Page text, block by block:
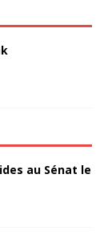
au Sénat le